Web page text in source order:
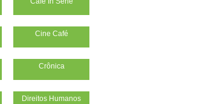
Cine Café
Crônica
Direitos Humanos